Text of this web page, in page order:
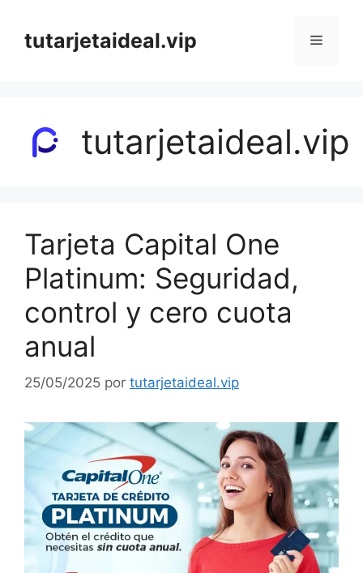
contenido
tutarjetaideal.vip Menú
tutarjetaideal.vip
Tarjeta Capital One
Platinum: Seguridad,
control y cero cuota
anual
25/05/2025 por tutarjetaideal.vip